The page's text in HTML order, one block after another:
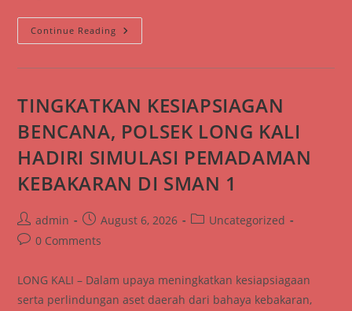
Continue Reading Cegah
Kriminalitas,
Dan
Sosialisasi
Center
110
TINGKATKAN KESIAPSIAGAN
BENCANA, POLSEK LONG KALI
HADIRI SIMULASI PEMADAMAN
KEBAKARAN DI SMAN 1
Post
author:
admin
Post
published:
August 6, 2026
PostUncategorized
Post0 Comments
LONG KALI – Dalam upaya meningkatkan kesiapsiagaan
serta perlindungan aset daerah dari bahaya kebakaran,